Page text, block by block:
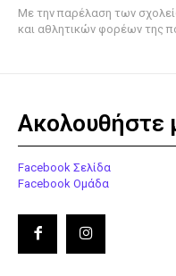
Με την παρέλαση των
και αθλητικών φορέων της
Ακολουθήστε
Facebook Σελίδα
Facebook Ομάδα